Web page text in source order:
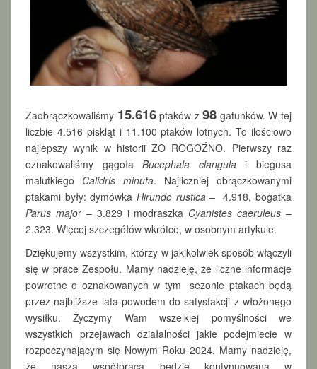
Zaobrączkowaliśmy 15.616ptaków z98 gatunków. W tej
liczbie 4.516 piskląt i 11.100 ptaków lotnych. To ilościowo
najlepszy wynik w historii ZO ROGOŹNO. Pierwszy raz
oznakowaliśmy gągołaBucephala clangulai biegusa
malutkiego Calidris minuta. Najliczniej obrączkowanymi
ptakami były: dymówka Hirundo rustica– 4.918, bogatka
Parus major – 3.829 i modraszka Cyanistes caeruleus –
2.323. Więcej szczegółów wkrótce, w osobnym artykule.
Dziękujemy wszystkim, którzy w jakikolwiek sposób włączyli
się w prace Zespołu. Mamy nadzieję, że liczne informacje
powrotne o oznakowanych w tym sezonie ptakach będą
przez najbliższe lata powodem do satysfakcji z włożonego
wysiłku. Życzymy Wam wszelkiej pomyślności we
wszystkich przejawach działalności jakie podejmiecie w
rozpoczynającym się Nowym Roku 2024. Mamy nadzieję,
że nasza współpraca będzie kontynuowana w